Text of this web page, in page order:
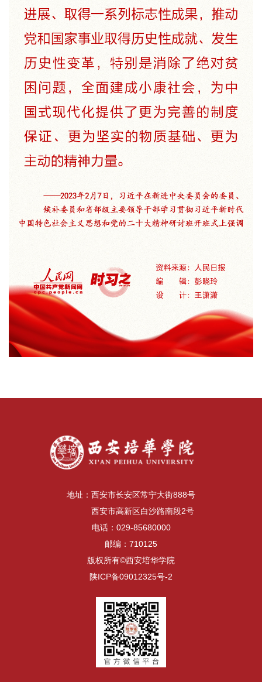
地址：西安市长安区常宁大街888号
西安市高新区白沙路南段2号
电话：029-85680000
邮编：710125
版权所有©西安培华学院
陕ICP备09012325号-2